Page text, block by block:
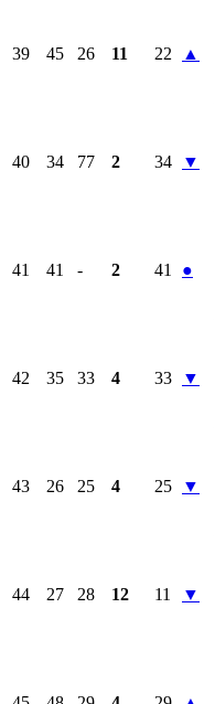
39 45 26 11 22 ▲
40 34 77 2 34 ▼
41 41 - 2 41 ●
42 35 33 4 33 ▼
43 26 25 4 25 ▼
44 27 28 12 11 ▼